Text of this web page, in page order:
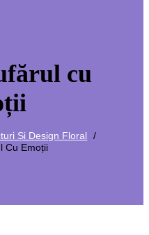
cu
Și Design Floral
Cu Emoții